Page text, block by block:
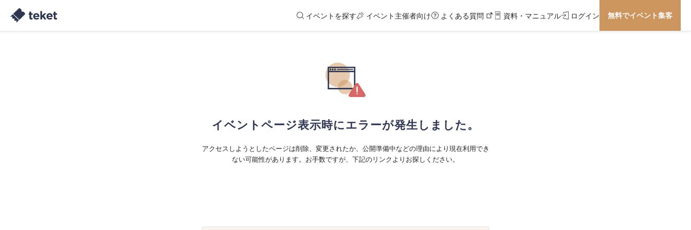
イベントを探す イベント主催者向け よくある質問 資料・マニュアル ログイン 無料でイベント集客
イベントページ表示時にエラーが発生しました。
アクセスしようとしたページは削除、変更されたか、公開準備中などの理由により現在利用でき
ない可能性があります。お手数ですが、下記のリンクよりお探しください。